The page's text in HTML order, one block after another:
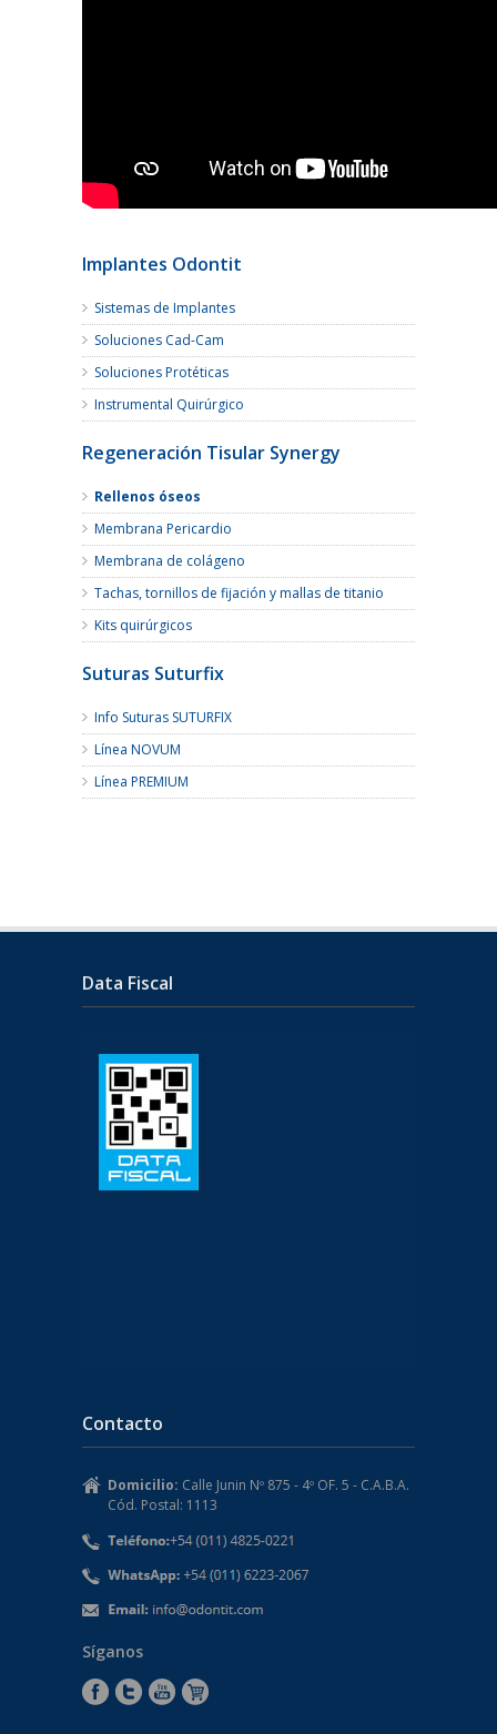
Implantes Odontit
Sistemas de Implantes
Soluciones Cad-Cam
Soluciones Protéticas
Instrumental Quirúrgico
Regeneración Tisular Synergy
Rellenos óseos
Membrana Pericardio
Membrana de colágeno
Tachas, tornillos de fijación y mallas de titanio
Kits quirúrgicos
Suturas Suturfix
Info Suturas SUTURFIX
Línea NOVUM
Línea PREMIUM
Data Fiscal
Contacto
Domicilio: Calle Junin Nº 875 - 4º OF. 5 - C.A.B.A.
Cód. Postal: 1113
Síganos